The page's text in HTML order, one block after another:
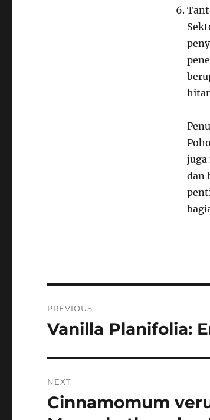
juga
dan
pos
PREVIOUS
Previous
Vanilla Planifolia:
NEXT
Next
post:
Cinnamomum